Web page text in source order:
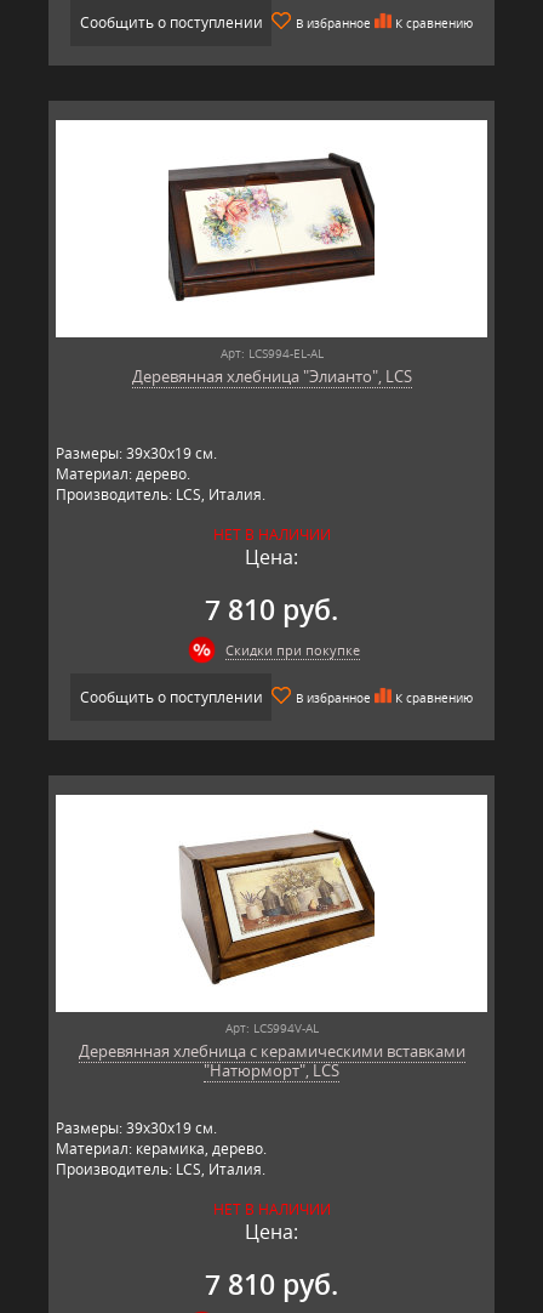
Сообщить о поступлении В избранное К сравнению
Арт: LCS994-EL-AL
Деревянная хлебница "Элианто", LCS
Размеры: 39х30х19 см.
Материал: дерево.
Производитель: LCS, Италия.
НЕТ В НАЛИЧИИ
Цена:
7 810 руб.
Скидки при покупке
Сообщить о поступлении В избранное К сравнению
Арт: LCS994V-AL
Деревянная хлебница с керамическими вставками
"Натюрморт", LCS
Размеры: 39х30х19 см.
Материал: керамика, дерево.
Производитель: LCS, Италия.
НЕТ В НАЛИЧИИ
Цена:
7 810 руб.